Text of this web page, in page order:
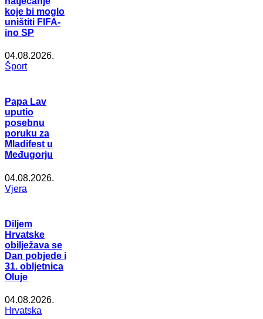
koje bi moglo
uništiti FIFA-
ino SP
04.08.2026.
Šport
Papa Lav
uputio
posebnu
poruku za
Mladifest u
Međugorju
04.08.2026.
Vjera
Diljem
Hrvatske
obilježava se
Dan pobjede i
31. obljetnica
Oluje
04.08.2026.
Hrvatska